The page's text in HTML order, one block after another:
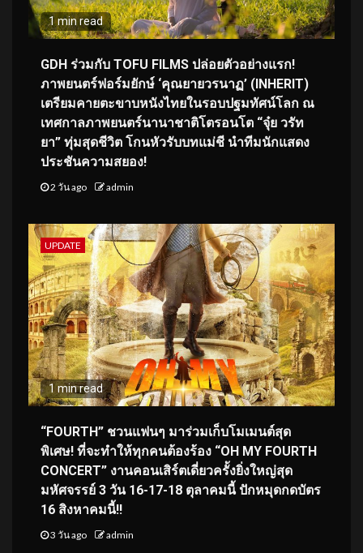
1 min read
GDH ร่วมกับ TOFU FILMS ปล่อยตัวอย่างแรก!
ภาพยนตร์ฟอร์มยักษ์ ‘คุณยายวรนาฏ’ (INHERIT)
เตรียมคายตะขาบหนังไทยในรอบปฐมทัศน์โลก ณ
เทศกาลภาพยนตร์นานาชาติโตรอนโต “จุ๋ย วรัท
ยา” ทุ่มสุดชีวิต โกนหัวรับบทแม่ชี นำทีมนักแสดง
ประชันความสยอง!
2 วัน ago admin
UPDATE
1 min read
“FOURTH” ชวนแฟนๆ มาร่วมเก็บโมเมนต์สุด
พิเศษ! ที่จะทำให้ทุกคนต้องร้อง “OH MY FOURTH
CONCERT” งานคอนเสิร์ตเดี่ยวครั้งยิ่งใหญ่สุด
มหัศจรรย์ 3 วัน 16-17-18 ตุลาคมนี้ ปักหมุดกดบัตร
16 สิงหาคมนี้!!
3 วัน ago admin